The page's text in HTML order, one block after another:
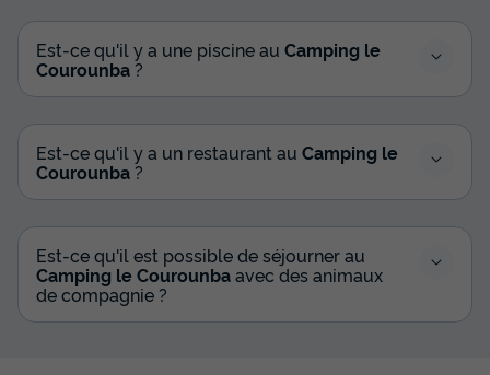
Est-ce qu'il y a une piscine au Camping le
Courounba?
Est-ce qu'il y a un restaurant au Camping le
Courounba?
Est-ce qu'il est possible de séjourner au
Camping le Courounbaavec des animaux
de compagnie ?